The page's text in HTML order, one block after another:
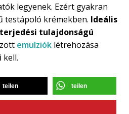
legyenek. Ezért gyakran
testápoló krémekben. Ideális
tulajdonságú
emulziók létrehozása
kell.
teilen teilen